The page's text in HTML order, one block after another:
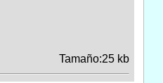
Tamaño:25 kb